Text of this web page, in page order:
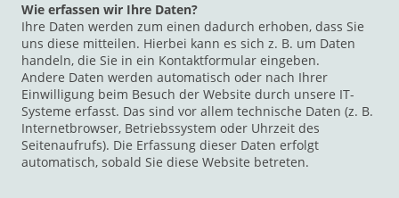
Wie erfassen wir Ihre Daten?
Ihre Daten werden zum einen dadurch erhoben, dass Sie
uns diese mitteilen. Hierbei kann es sich z. B. um Daten
handeln, die Sie in ein Kontaktformular eingeben.
Andere Daten werden automatisch oder nach Ihrer
Einwilligung beim Besuch der Website durch unsere IT-
Systeme erfasst. Das sind vor allem technische Daten (z. B.
Internetbrowser, Betriebssystem oder Uhrzeit des
Seitenaufrufs). Die Erfassung dieser Daten erfolgt
automatisch, sobald Sie diese Website betreten.